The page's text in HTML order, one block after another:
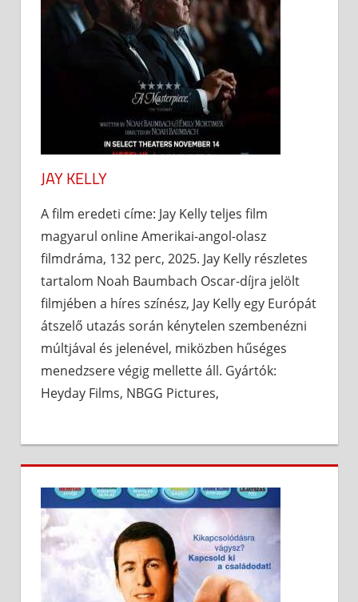
JAY KELLY
A film eredeti címe: Jay Kelly teljes film
magyarul online Amerikai-angol-olasz
filmdráma, 132 perc, 2025. Jay Kelly részletes
tartalom Noah Baumbach Oscar-díjra jelölt
filmjében a híres színész, Jay Kelly egy Európát
átszelő utazás során kénytelen szembenézni
múltjával és jelenével, miközben hűséges
menedzsere végig mellette áll. Gyártók:
Heyday Films, NBGG Pictures,